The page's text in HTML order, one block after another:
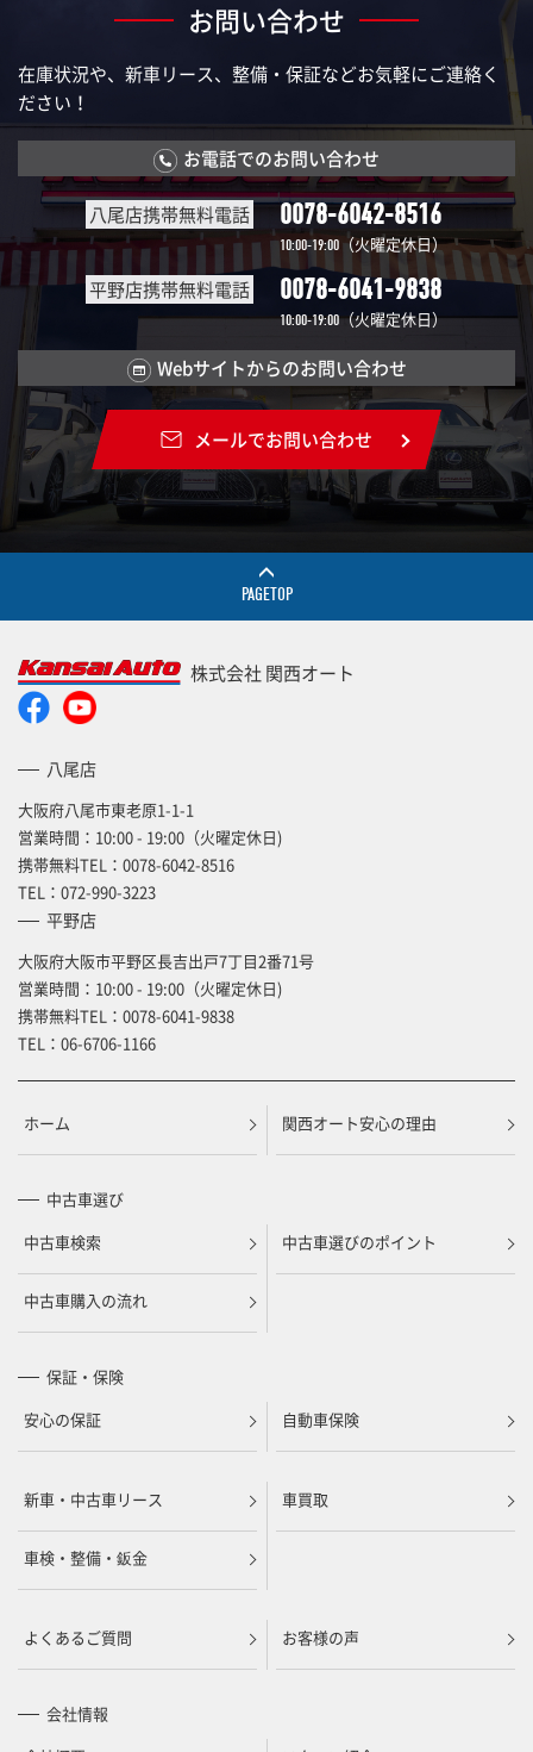
お問い合わせ
在庫状況や、新車リース、整備・保証などお気軽にご連絡く
ださい！
お電話でのお問い合わせ
八尾店携帯無料電話 0078-6042-8516
10:00-19:00 （火曜定休日）
平野店携帯無料電話 0078-6041-9838
10:00-19:00（火曜定休日）
Webサイトからのお問い合わせ
メールでお問い合わせ
PAGETOP
株式会社 関西オート
八尾店
大阪府八尾市東老原1-1-1
営業時間：10:00 - 19:00（火曜定休日)
携帯無料TEL： 0078-6042-8516
TEL： 072-990-3223
平野店
大阪府大阪市平野区長吉出戸7丁目2番71号
営業時間：10:00 - 19:00（火曜定休日)
携帯無料TEL： 0078-6041-9838
TEL： 06-6706-1166
ホーム 関西オート安心の理由
中古車選び
中古車検索
中古車選びのポイント
中古車購入の流れ
保証・保険
安心の保証
自動車保険
新車・中古車リース 車買取
車検・整備・鈑金
よくあるご質問 お客様の声
会社情報